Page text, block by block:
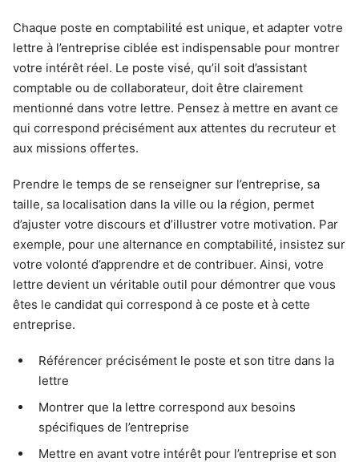
Chaque poste en comptabilité est unique, et adapter votre
lettre à l’entreprise ciblée est indispensable pour montrer
votre intérêt réel. Le poste visé, qu’il soit d’assistant
comptable ou de collaborateur, doit être clairement
mentionné dans votre lettre. Pensez à mettre en avant ce
qui correspond précisément aux attentes du recruteur et
aux missions offertes.
Prendre le temps de se renseigner sur l’entreprise, sa
taille, sa localisation dans la ville ou la région, permet
d’ajuster votre discours et d’illustrer votre motivation. Par
exemple, pour une alternance en comptabilité, insistez sur
votre volonté d’apprendre et de contribuer. Ainsi, votre
lettre devient un véritable outil pour démontrer que vous
êtes le candidat qui correspond à ce poste et à cette
entreprise.
Référencer précisément le poste et son titre dans la
lettre
Montrer que la lettre correspond aux besoins
spécifiques de l’entreprise
Mettre en avant votre intérêt pour l’entreprise et son